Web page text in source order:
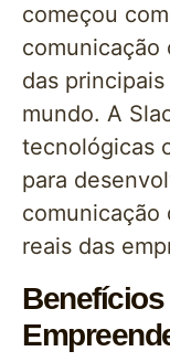
começou
comunicação
das
mundo. A
tecnológicas
para
comunicação
reais das